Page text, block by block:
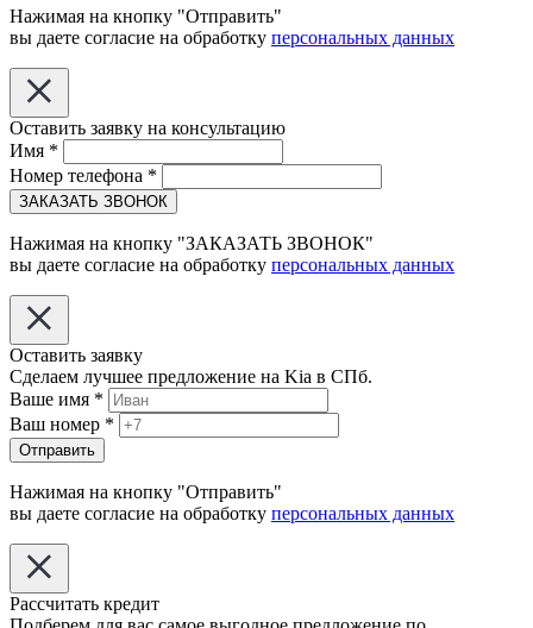
Нажимая на кнопку "Отправить"
вы даете согласие на обработку персональных данных
Оставить заявку на консультацию
Имя *
Номер телефона *
ЗАКАЗАТЬ ЗВОНОК
Нажимая на кнопку "ЗАКАЗАТЬ ЗВОНОК"
вы даете согласие на обработку персональных данных
Оставить заявку
Сделаем лучшее предложение на Kia в СПб.
Ваше имя *
Ваш номер *
Отправить
Нажимая на кнопку "Отправить"
вы даете согласие на обработку персональных данных
Рассчитать кредит